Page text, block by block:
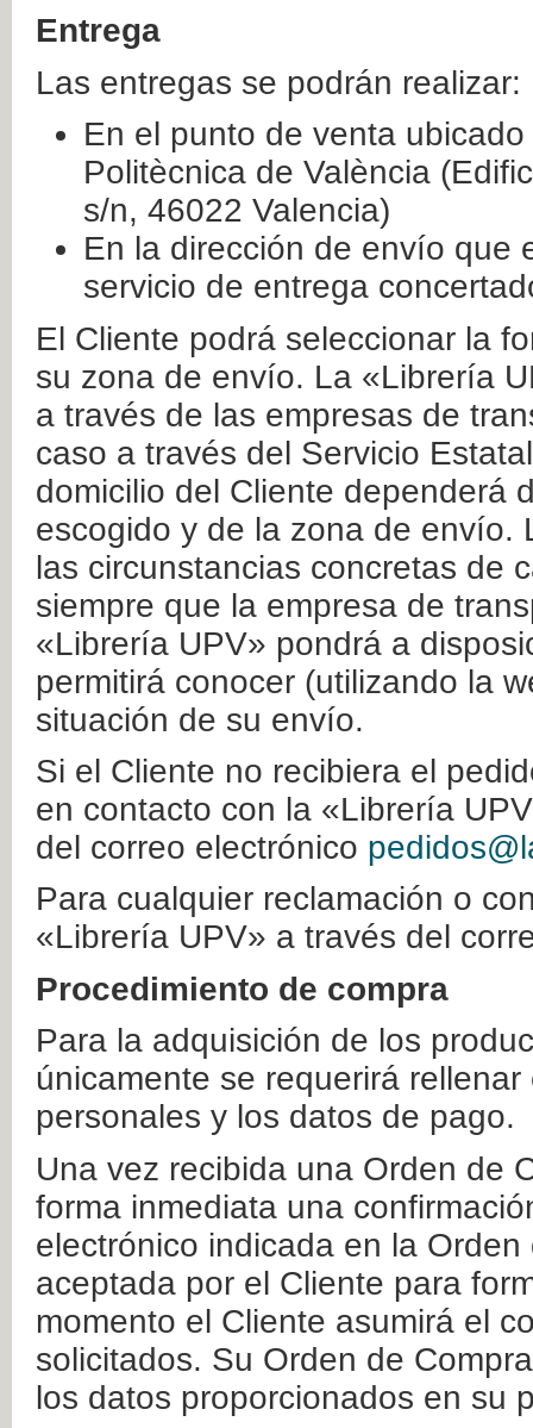
Entrega
Las entregas se podrán realizar:
En el punto de venta
Politècnica de València
s/n, 46022 Valencia)
En la dirección de envío que
servicio de entrega
El Cliente podrá seleccionar la
su zona de envío. La «Librería
a través de las empresas de
caso a través del Servicio
domicilio del Cliente dependerá
escogido y de la zona de envío.
las circunstancias concretas de
siempre que la empresa de
«Librería UPV» pondrá a
permitirá conocer (utilizando la
situación de su envío.
Si el Cliente no recibiera el
en contacto con la «Librería
del correo electrónico
Para cualquier reclamación o
«Librería UPV» a través del
Procedimiento de compra
Para la adquisición de los
únicamente se requerirá
personales y los datos de pago.
Una vez recibida una Orden de
forma inmediata una
electrónico indicada en la
aceptada por el Cliente para
momento el Cliente asumirá el
solicitados. Su Orden de
los datos proporcionados en su